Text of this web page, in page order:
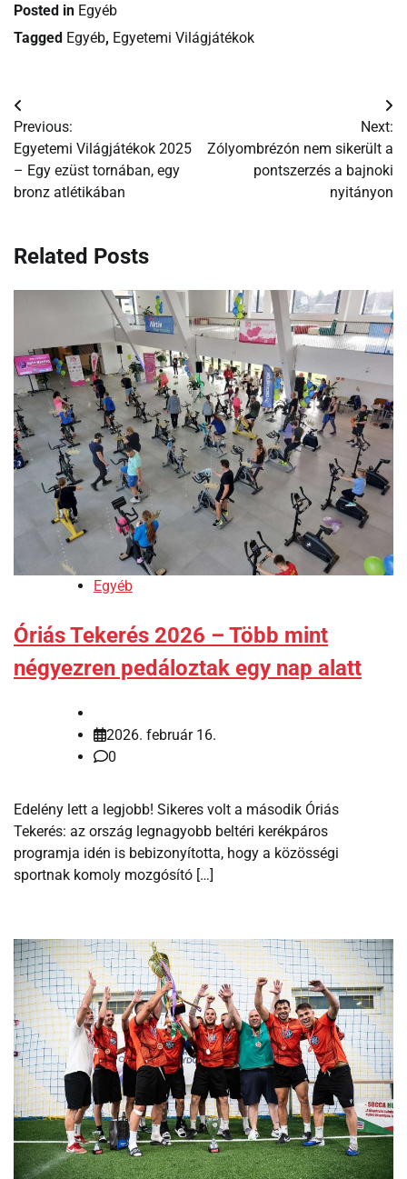
Posted in Egyéb
Tagged Egyéb, Egyetemi Világjátékok
Bejegyzés
navigáció
Previous:
Egyetemi Világjátékok 2025
– Egy ezüst tornában, egy
bronz atlétikában
Next:
Zólyombrézón nem sikerült a
pontszerzés a bajnoki
nyitányon
Related Posts
Egyéb
Óriás Tekerés 2026 – Több mint
négyezren pedáloztak egy nap alatt
2026. február 16.
0
Edelény lett a legjobb! Sikeres volt a második Óriás
Tekerés: az ország legnagyobb beltéri kerékpáros
programja idén is bebizonyította, hogy a közösségi
sportnak komoly mozgósító […]